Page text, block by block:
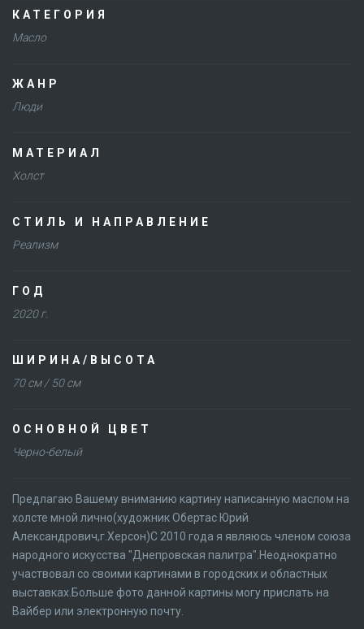
КАТЕГОРИЯ
Масло
ЖАНР
Люди
МАТЕРИАЛ
Холст
СТИЛЬ И НАПРАВЛЕНИЕ
Реализм
ГОД
2020 г.
ШИРИНА/ВЫСОТА
70 см / 50 см
ОСНОВНОЙ ЦВЕТ
Черно-белый
Предлагаю Вашему вниманию картину написанную маслом на
холсте мной лично(художник Обертас Юрий
Александрович,г.Херсон)C 2010 года я являюсь членом союза
народного искусства "Днепровская палитра".Неоднократно
участвовал со своими картинами в городских и областных
выставках.Больше фото данной картины могу прислать на
Вайбер или электронную почту.